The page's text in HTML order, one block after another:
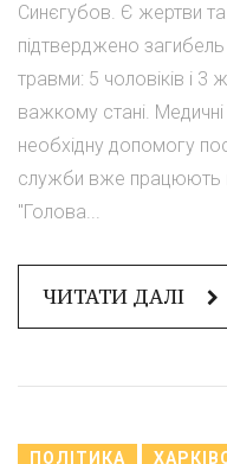
Синєгубов. Є жертви
підтверджено
травми: 5 чоловіків і 3
важкому стані.
необхідну допомогу
служби вже працюють на
"Голова...
ЧИТАТИ ДАЛІ
ПОЛІТИКА